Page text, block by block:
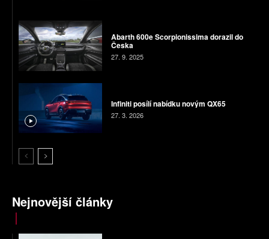
Abarth 600e Scorpionissima dorazil do
Česka
27. 9. 2025
Infiniti posílí nabídku novým QX65
27. 3. 2026
Nejnovější články